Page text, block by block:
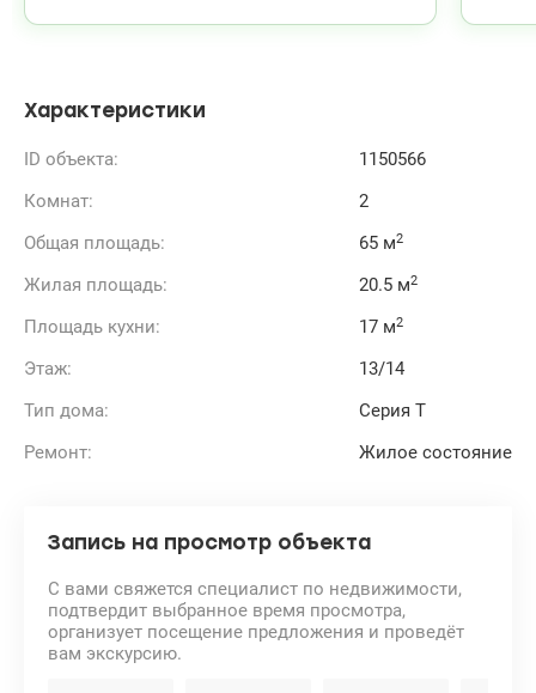
Характеристики
ID объекта:
1150566
Комнат:
2
Общая площадь:
65 м2
Жилая площадь: 20.5 м2
Площадь кухни: 17 м2
Этаж:
13/14
Тип дома:
Серия Т
Ремонт:
Жилое состояние
Запись на просмотр объекта
С вами свяжется специалист по недвижимости,
подтвердит выбранное время просмотра,
организует посещение предложения и проведёт
вам экскурсию.